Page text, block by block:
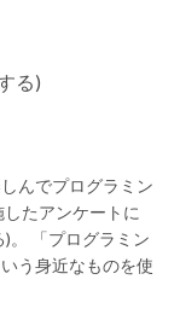
る)
んでプログラミン
たアンケートに
。 「プログラミン
う身近なものを使